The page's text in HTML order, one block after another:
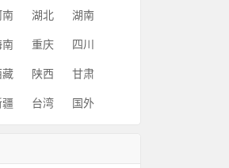
南 湖北 湖南
南 重庆 四川
藏 陕西 甘肃
疆 台湾 国外